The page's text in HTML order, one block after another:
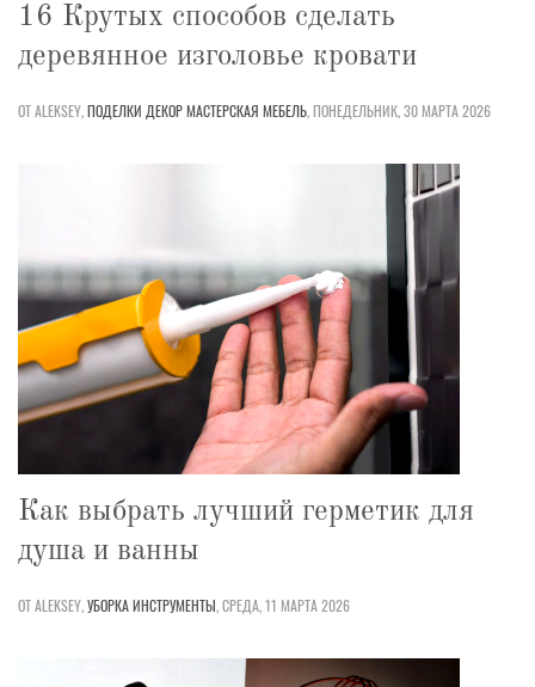
16 Крутых способов сделать
деревянное изголовье кровати
ОТ ALEKSEY,ПОДЕЛКИ ДЕКОРМАСТЕРСКАЯ МЕБЕЛЬ,ПОНЕДЕЛЬНИК, 30 МАРТА 2026
Как выбрать лучший герметик для
душа и ванны
ОТ ALEKSEY,УБОРКАИНСТРУМЕНТЫ,СРЕДА, 11 МАРТА 2026